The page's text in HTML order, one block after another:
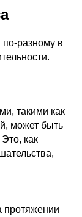
разному в
такими как
может быть
как
протяжении